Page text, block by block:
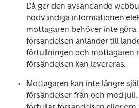
Då ger den avsändande
nödvändiga informationen
mottagaren behöver inte göra
försändelsen anländer till
förtullningen och mottagaren
försändelsen kan levereras.
Mottagaren kan inte längre
försändelser från och med